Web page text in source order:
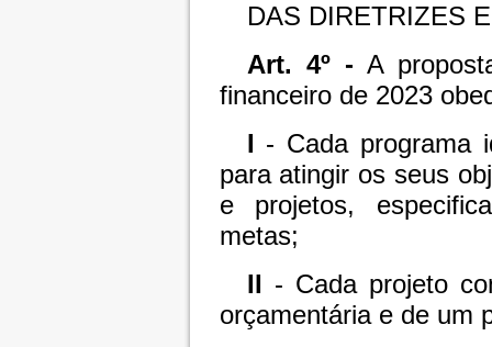
DAS DIRETRIZES
Art. 4º - A
financeiro de 2023
I - Cada programa
para atingir os seus
e projetos,
metas;
II - Cada projeto
orçamentária e de um